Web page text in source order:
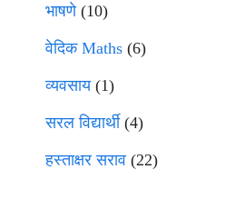
भाषणे(10)
वेदिक Maths (6)
व्यवसाय(1)
सरल विद्यार्थी(4)
हस्ताक्षर सराव (22)